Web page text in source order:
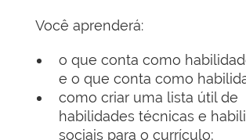
Você aprenderá:
o que conta como
e o que conta como
como criar uma lista útil de
habilidades técnicas e
sociais para o currículo;